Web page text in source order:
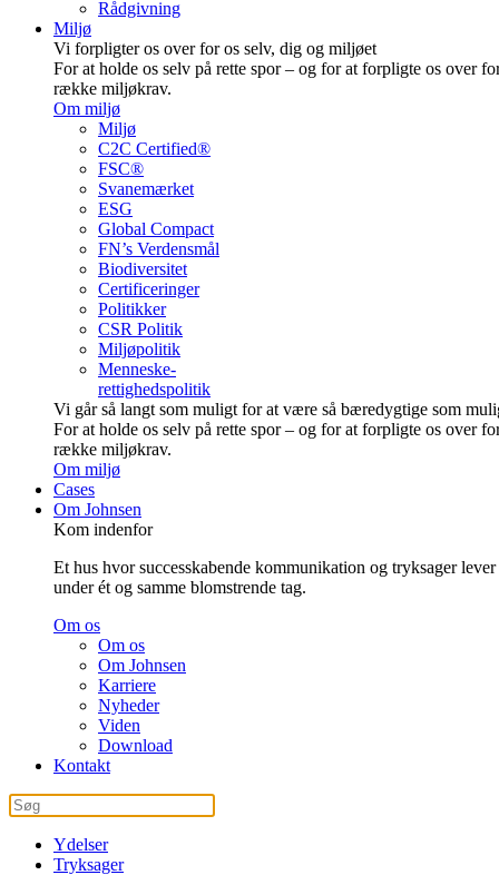
Rådgivning
Miljø
Vi forpligter os over for os selv, dig og miljøet
For at holde os selv på rette spor – og for at forpligte os over
række miljøkrav.
Om miljø
Miljø
C2C Certified®
FSC®
Svanemærket
ESG
Global Compact
FN’s Verdensmål
Biodiversitet
Certificeringer
Politikker
CSR Politik
Miljøpolitik
Menneske-
rettighedspolitik
Vi går så langt som muligt for at være så bære­dygtige som
For at holde os selv på rette spor – og for at forpligte os over
række miljøkrav.
Om miljø
Cases
Om Johnsen
Kom indenfor
Et hus hvor successkabende kommunikation og tryksager lever
under ét og samme blomstrende tag.
Om os
Om os
Om Johnsen
Karriere
Nyheder
Viden
Download
Kontakt
Ydelser
Tryksager